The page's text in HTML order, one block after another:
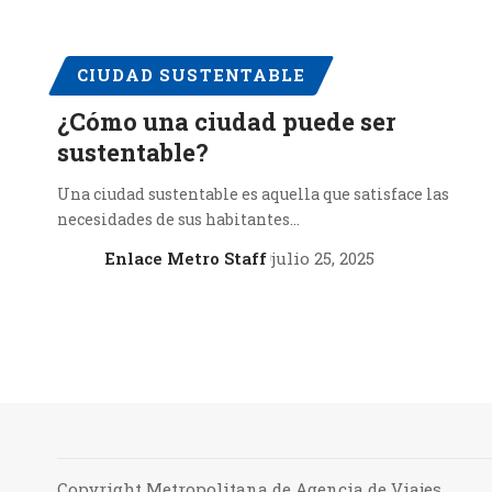
CIUDAD SUSTENTABLE
¿Cómo una ciudad puede ser
sustentable?
Una ciudad sustentable es aquella que satisface las
necesidades de sus habitantes…
Enlace Metro Staff julio 25, 2025